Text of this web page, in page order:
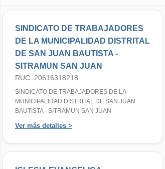
SINDICATO DE TRABAJADORES
DE LA MUNICIPALIDAD DISTRITAL
DE SAN JUAN BAUTISTA -
SITRAMUN SAN JUAN
RUC: 20616318218
SINDICATO DE TRABAJADORES DE LA
MUNICIPALIDAD DISTRITAL DE SAN JUAN
BAUTISTA - SITRAMUN SAN JUAN
Ver más detalles >